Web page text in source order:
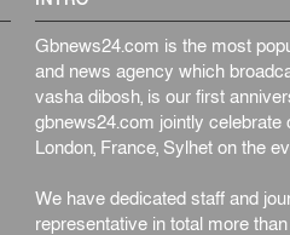
Gbnews24.com is the most
and news agency which
vasha dibosh, is our first
gbnews24.com jointly
London, France, Sylhet on the
We have dedicated staff and
representative in total more